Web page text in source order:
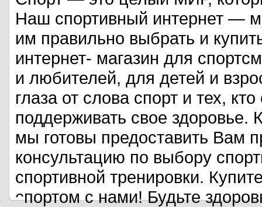
Наш спортивный интернет —
им правильно выбрать и
интернет- магазин для
и любителей, для детей и
глаза от слова спорт и тех,
поддерживать свое
мы готовы предоставить Вам
консультацию по выбору
спортивной тренировки.
спортом с нами! Будьте